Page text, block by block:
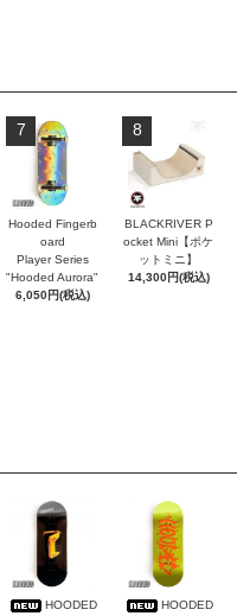
7
Hooded Fingerb
oard
Player Series
"Hooded Aurora"
6,050円(税込)
8
BLACKRIVER P
ocket Mini【ポケ
ットミニ】
14,300円(税込)
HOODED HOODED